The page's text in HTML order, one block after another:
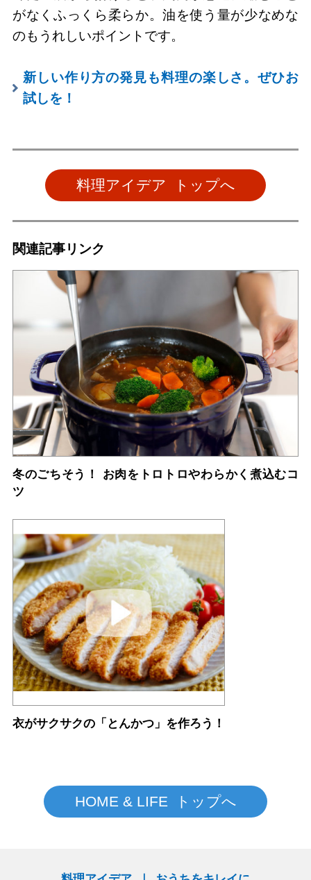
がなくふっくら柔らか。油を使う量が少なめな
のもうれしいポイントです。
新しい作り方の発見も料理の楽しさ。ぜひお
試しを！
料理アイデア トップへ
関連記事リンク
冬のごちそう！ お肉をトロトロやわらかく煮込むコ
ツ
衣がサクサクの「とんかつ」を作ろう！
HOME & LIFE トップへ